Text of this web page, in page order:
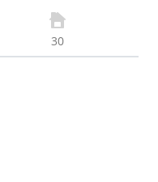
30